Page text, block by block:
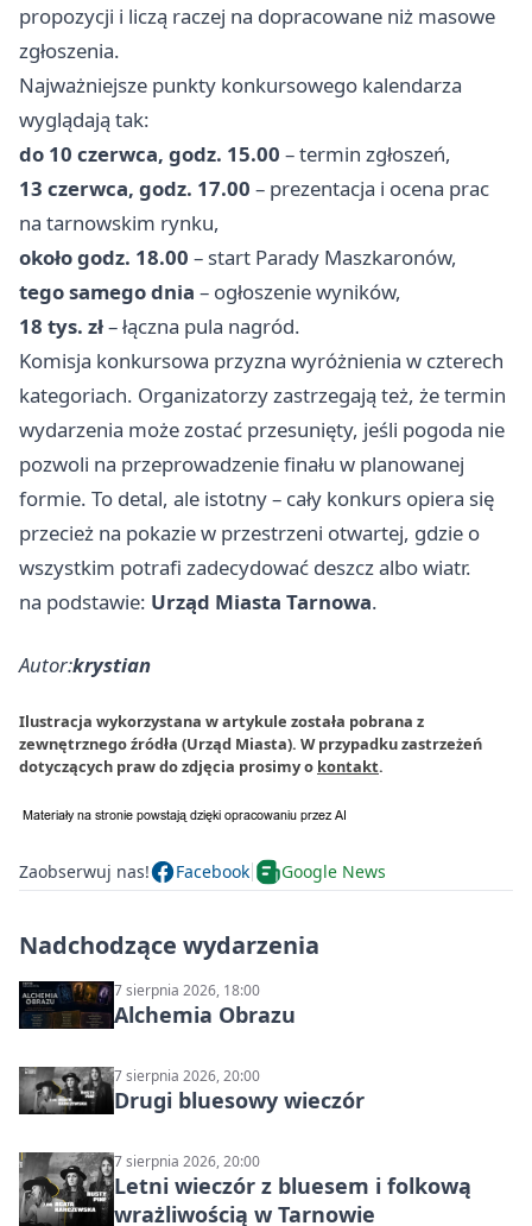
propozycji i liczą raczej na dopracowane niż masowe
zgłoszenia.
Najważniejsze punkty konkursowego kalendarza
wyglądają tak:
do 10 czerwca, godz. 15.00 – termin zgłoszeń,
13 czerwca, godz. 17.00 – prezentacja i ocena prac
na tarnowskim rynku,
około godz. 18.00 – start Parady Maszkaronów,
tego samego dnia – ogłoszenie wyników,
18 tys. zł– łączna pula nagród.
Komisja konkursowa przyzna wyróżnienia w czterech
kategoriach. Organizatorzy zastrzegają też, że termin
wydarzenia może zostać przesunięty, jeśli pogoda nie
pozwoli na przeprowadzenie finału w planowanej
formie. To detal, ale istotny – cały konkurs opiera się
przecież na pokazie w przestrzeni otwartej, gdzie o
wszystkim potrafi zadecydować deszcz albo wiatr.
na podstawie: Urząd Miasta Tarnowa.
Autor:krystian
Ilustracja wykorzystana w artykule została pobrana z
zewnętrznego źródła (Urząd Miasta). W przypadku zastrzeżeń
dotyczących praw do zdjęcia prosimy o kontakt.
Zaobserwuj nas! Facebook Google News
Nadchodzące wydarzenia
7 sierpnia 2026, 18:00
Alchemia Obrazu
7 sierpnia 2026, 20:00
Drugi bluesowy wieczór
7 sierpnia 2026, 20:00
Letni wieczór z bluesem i folkową
wrażliwością w Tarnowie